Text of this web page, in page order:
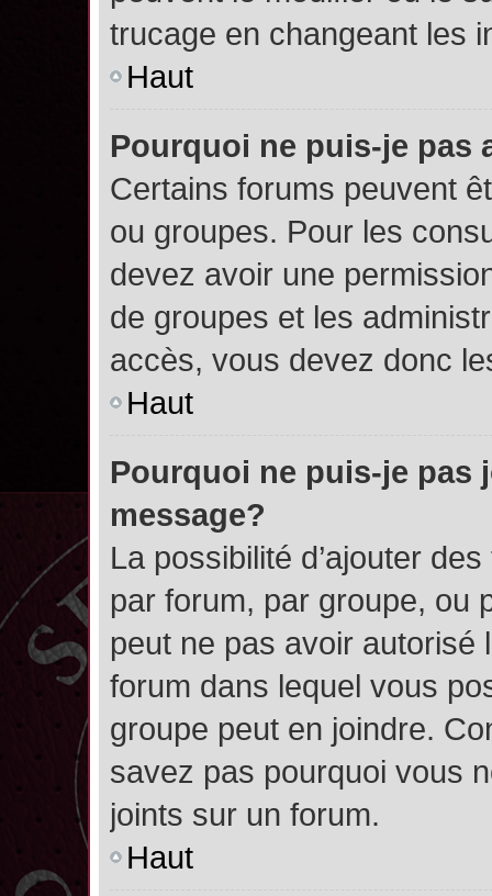
trucage en changeant les
Haut
Pourquoi ne puis-je pas
Certains forums peuvent
ou groupes. Pour les
devez avoir une
de groupes et les
accès, vous devez donc
Haut
Pourquoi ne puis-je pas
message?
La possibilité d’ajouter
par forum, par groupe, ou
peut ne pas avoir autorisé
forum dans lequel vous
groupe peut en joindre.
savez pas pourquoi vous
joints sur un forum.
Haut